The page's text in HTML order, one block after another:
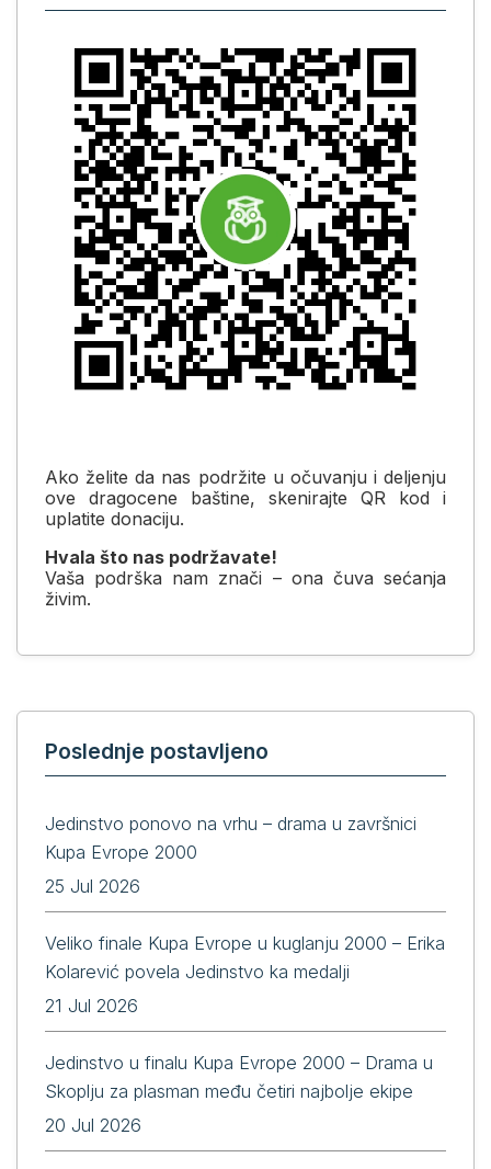
Ako želite da nas podržite u očuvanju i deljenju
ove dragocene baštine, skenirajte QR kod i
uplatite donaciju.
Hvala što nas podržavate!
Vaša podrška nam znači – ona čuva sećanja
živim.
Poslednje postavljeno
Jedinstvo ponovo na vrhu – drama u završnici
Kupa Evrope 2000
25 Jul 2026
Veliko finale Kupa Evrope u kuglanju 2000 – Erika
Kolarević povela Jedinstvo ka medalji
21 Jul 2026
Jedinstvo u finalu Kupa Evrope 2000 – Drama u
Skoplju za plasman među četiri najbolje ekipe
20 Jul 2026